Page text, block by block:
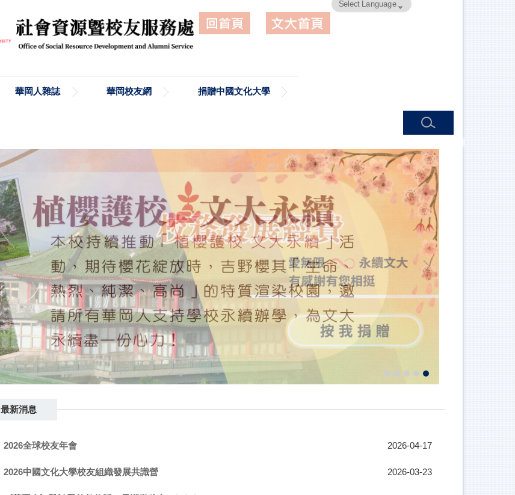
Translate
華岡人雜誌 華岡校友網 捐贈中國文化大學
最新消息
2026全球校友年會 2026-04-17
2026中國文化大學校友組織發展共識營 2026-03-23